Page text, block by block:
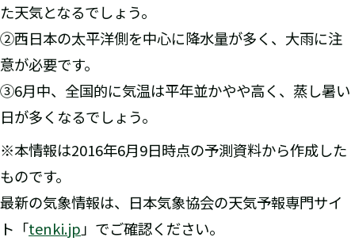
た天気となるでしょう。
②西日本の太平洋側を中心に降水量が多く、大雨に注
意が必要です。
③6月中、全国的に気温は平年並かやや高く、蒸し暑い
日が多くなるでしょう。
※本情報は2016年6月9日時点の予測資料から作成した
ものです。
最新の気象情報は、日本気象協会の天気予報専門サイ
ト「tenki.jp 」でご確認ください。